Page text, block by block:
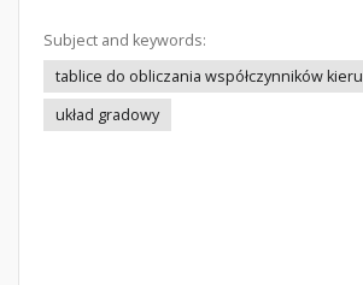
Subject and keywords:
tablice do obliczania współczynników
układ gradowy